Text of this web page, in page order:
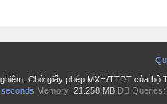
Chờ giấy phép MXH/TTDT của bộ
Memory: 21.258 MB DB Queries: